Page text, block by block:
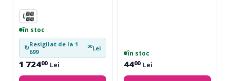
în stoc
↻Resigilat de la 1
699
00Lei
1 72400 Lei
în stoc
4400 Lei